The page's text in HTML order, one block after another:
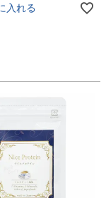
入れる